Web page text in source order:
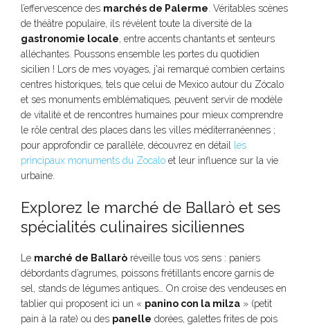
l’effervescence des marchés de Palerme . Véritables scènes
de théâtre populaire, ils révèlent toute la diversité de la
gastronomie locale, entre accents chantants et senteurs
alléchantes. Poussons ensemble les portes du quotidien
sicilien ! Lors de mes voyages, j'ai remarqué combien certains
centres historiques, tels que celui de Mexico autour du Zócalo
et ses monuments emblématiques, peuvent servir de modèle
de vitalité et de rencontres humaines pour mieux comprendre
le rôle central des places dans les villes méditerranéennes ;
pour approfondir ce parallèle, découvrez en détail
les
principaux monuments du Zocalo et leur influence sur la vie
urbaine.
Explorez le marché de Ballarò et ses
spécialités culinaires siciliennes
Le marché de Ballarò réveille tous vos sens : paniers
débordants d’agrumes, poissons frétillants encore garnis de
sel, stands de légumes antiques… On croise des vendeuses en
tablier qui proposent ici un « panino con la milza » (petit
pain à la rate) ou des panelle dorées, galettes frites de pois